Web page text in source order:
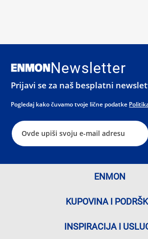
Newsletter
Prijavi se za naš besplatni
Pogledaj kako čuvamo tvoje lične podatke
ENMON
KUPOVINA I
INSPIRACIJA I